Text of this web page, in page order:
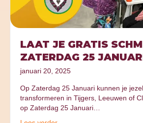
LAAT JE GRATIS
ZATERDAG 25
januari 20, 2025
Op Zaterdag 25 Januari kunnen je
transformeren in Tijgers, Leeuwen of
op Zaterdag 25 Januari…